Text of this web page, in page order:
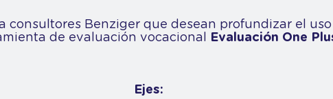
consultores Benziger que desean profundizar el
de evaluación vocacional Evaluación One
Ejes: